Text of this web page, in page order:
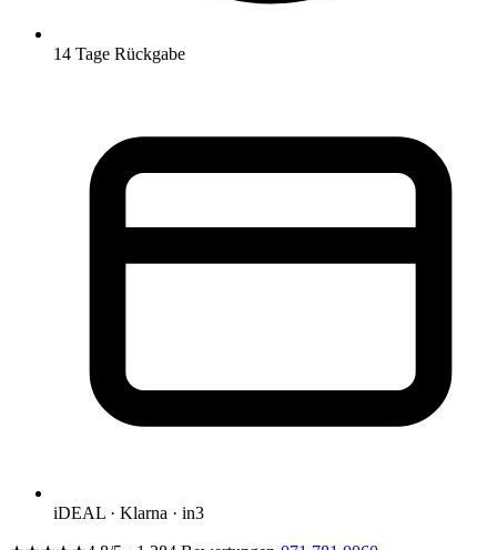
14 Tage Rückgabe
iDEAL · Klarna · in3